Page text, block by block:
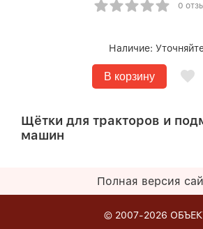
0
Наличие:
В корзину
Щётки для тракторов и
машин
Полная версия
© 2007-2026